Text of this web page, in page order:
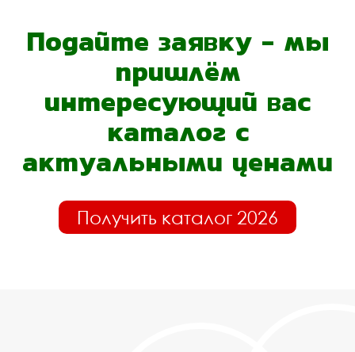
Подайте заявку - мы
пришлём
интересующий вас
каталог с
актуальными ценами
Получить каталог 2026